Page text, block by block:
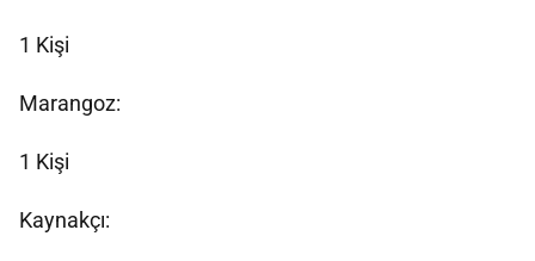
1 Kişi
Marangoz:
1 Kişi
Kaynakçı: